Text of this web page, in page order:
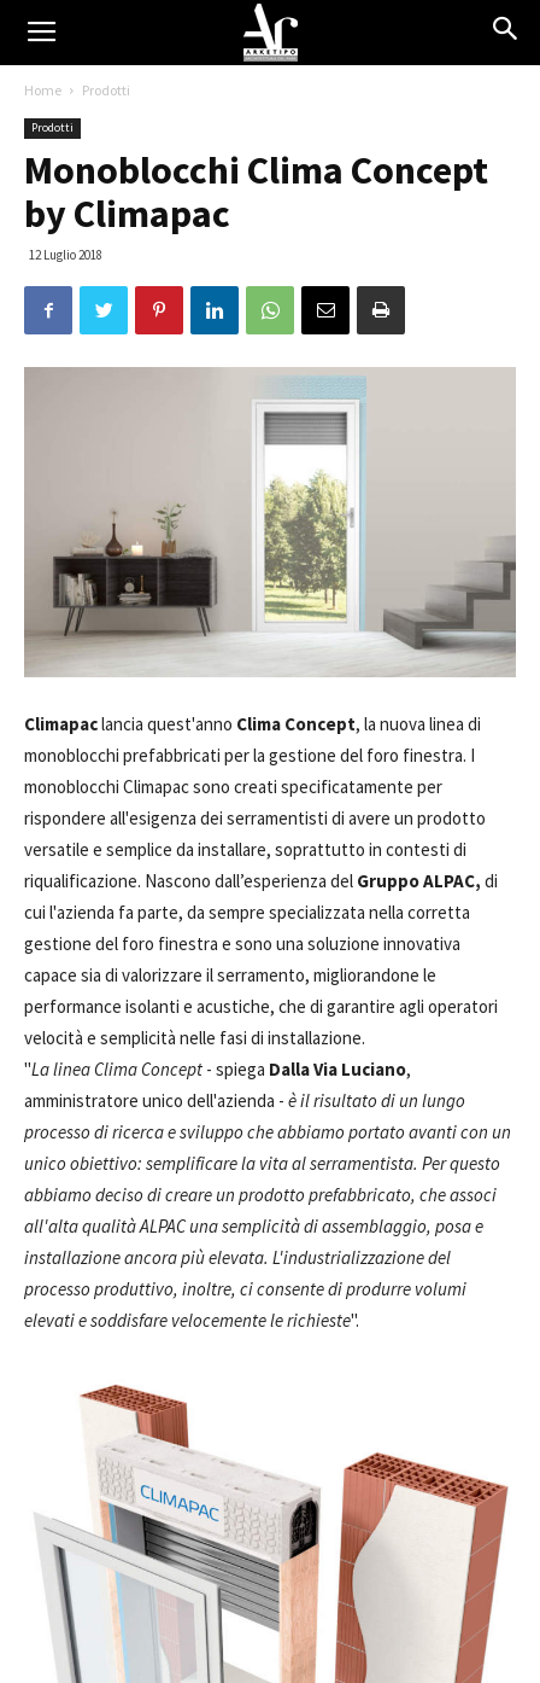
Home Prodotti
Prodotti
Monoblocchi Clima Concept
by Climapac
12 Luglio 2018
Climapaclancia quest'anno Clima Concept, la nuova linea di
monoblocchi prefabbricati per la gestione del foro finestra. I
monoblocchi Climapac sono creati specificatamente per
rispondere all'esigenza dei serramentisti di avere un prodotto
versatile e semplice da installare, soprattutto in contesti di
riqualificazione. Nascono dall’esperienza del Gruppo ALPAC, di
cui l'azienda fa parte, da sempre specializzata nella corretta
gestione del foro finestra e sono una soluzione innovativa
capace sia di valorizzare il serramento, migliorandone le
performance isolanti e acustiche, che di garantire agli operatori
velocità e semplicità nelle fasi di installazione.
"La linea Clima Concept - spiega Dalla Via Luciano,
amministratore unico dell'azienda - è il risultato di un lungo
processo di ricerca e sviluppo che abbiamo portato avanti con un
unico obiettivo: semplificare la vita al serramentista. Per questo
abbiamo deciso di creare un prodotto prefabbricato, che associ
all'alta qualità ALPAC una semplicità di assemblaggio, posa e
installazione ancora più elevata. L'industrializzazione del
processo produttivo, inoltre, ci consente di produrre volumi
elevati e soddisfare velocemente le richieste".